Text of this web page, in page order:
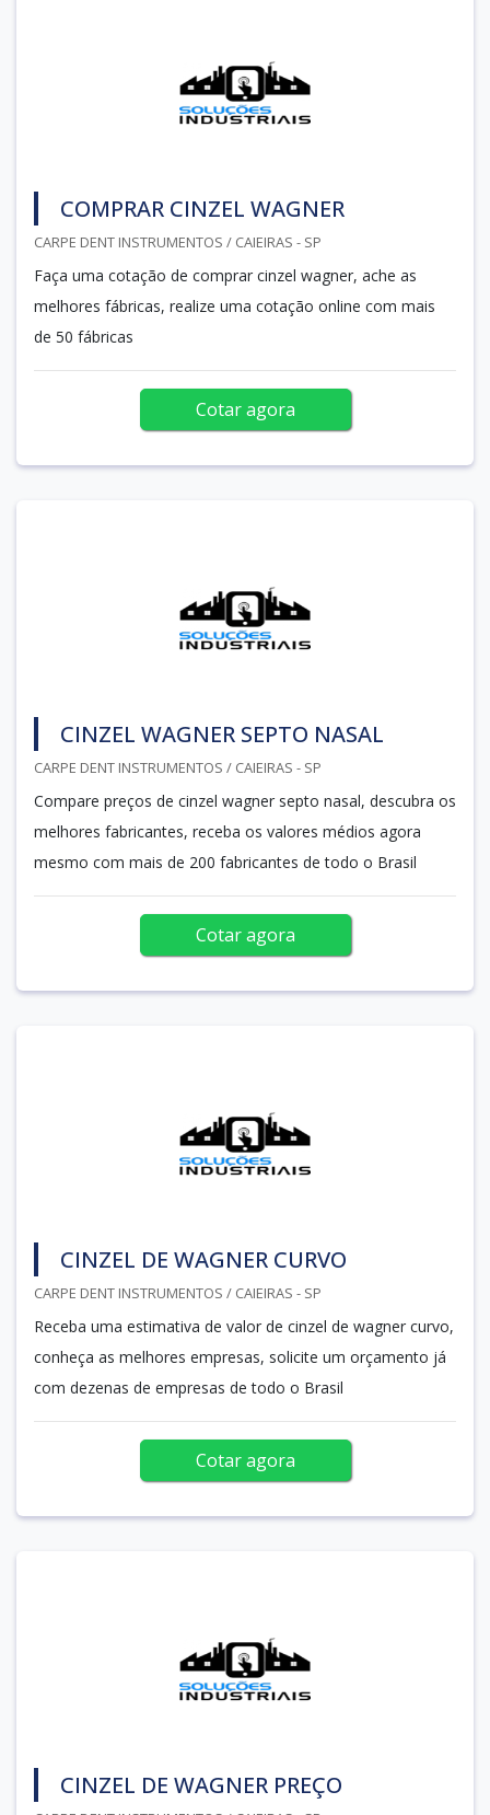
COMPRAR CINZEL WAGNER
CARPE DENT INSTRUMENTOS / CAIEIRAS - SP
Faça uma cotação de comprar cinzel wagner, ache as
melhores fábricas, realize uma cotação online com mais
de 50 fábricas
Cotar agora
CINZEL WAGNER SEPTO NASAL
CARPE DENT INSTRUMENTOS / CAIEIRAS - SP
Compare preços de cinzel wagner septo nasal, descubra os
melhores fabricantes, receba os valores médios agora
mesmo com mais de 200 fabricantes de todo o Brasil
Cotar agora
CINZEL DE WAGNER CURVO
CARPE DENT INSTRUMENTOS / CAIEIRAS - SP
Receba uma estimativa de valor de cinzel de wagner curvo,
conheça as melhores empresas, solicite um orçamento já
com dezenas de empresas de todo o Brasil
Cotar agora
CINZEL DE WAGNER PREÇO